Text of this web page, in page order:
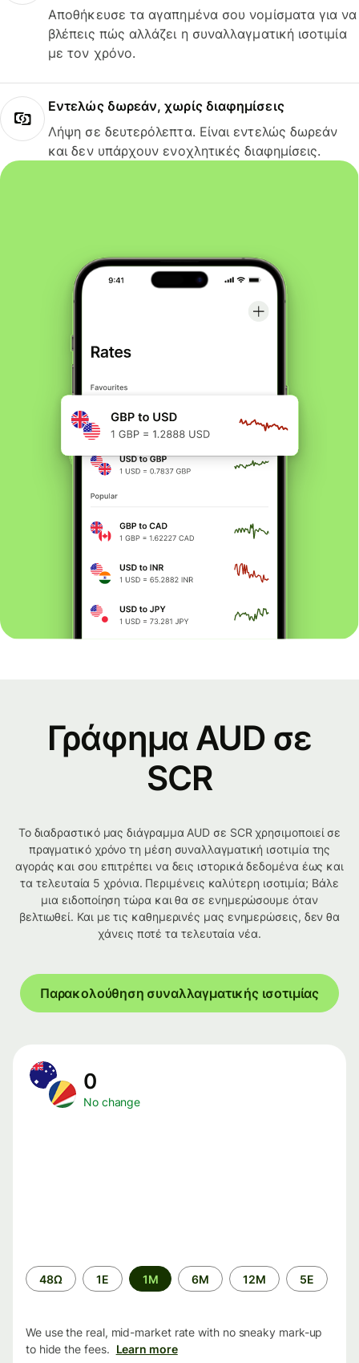
Αποθήκευσε τα αγαπημένα σου νομίσματα για να
βλέπεις πώς αλλάζει η συναλλαγματική ισοτιμία
με τον χρόνο.
Εντελώς δωρεάν, χωρίς διαφημίσεις
Λήψη σε δευτερόλεπτα. Είναι εντελώς δωρεάν
και δεν υπάρχουν ενοχλητικές διαφημίσεις.
Γράφημα AUD σε
SCR
Το διαδραστικό μας διάγραμμα AUD σε SCR χρησιμοποιεί σε
πραγματικό χρόνο τη μέση συναλλαγματική ισοτιμία της
αγοράς και σου επιτρέπει να δεις ιστορικά δεδομένα έως και
τα τελευταία 5 χρόνια. Περιμένεις καλύτερη ισοτιμία; Βάλε
μια ειδοποίηση τώρα και θα σε ενημερώσουμε όταν
βελτιωθεί. Και με τις καθημερινές μας ενημερώσεις, δεν θα
χάνεις ποτέ τα τελευταία νέα.
Παρακολούθηση συναλλαγματικής ισοτιμίας
0
No change
Time
period
48Ω 1Ε 1M 6M 12M 5Ε
We use the real, mid-market rate with no sneaky mark-up
to hide the fees. Learn more